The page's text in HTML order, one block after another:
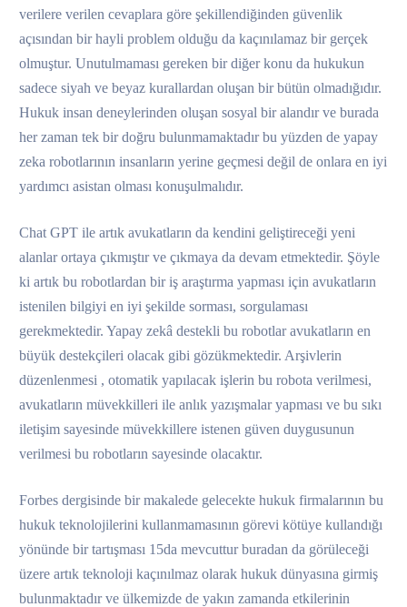
verilere verilen cevaplara göre şekillendiğinden güvenlik
açısından bir hayli problem olduğu da kaçınılamaz bir gerçek
olmuştur. Unutulmaması gereken bir diğer konu da hukukun
sadece siyah ve beyaz kurallardan oluşan bir bütün olmadığıdır.
Hukuk insan deneylerinden oluşan sosyal bir alandır ve burada
her zaman tek bir doğru bulunmamaktadır bu yüzden de yapay
zeka robotlarının insanların yerine geçmesi değil de onlara en iyi
yardımcı asistan olması konuşulmalıdır.
Chat GPT ile artık avukatların da kendini geliştireceği yeni
alanlar ortaya çıkmıştır ve çıkmaya da devam etmektedir. Şöyle
ki artık bu robotlardan bir iş araştırma yapması için avukatların
istenilen bilgiyi en iyi şekilde sorması, sorgulaması
gerekmektedir. Yapay zekâ destekli bu robotlar avukatların en
büyük destekçileri olacak gibi gözükmektedir. Arşivlerin
düzenlenmesi , otomatik yapılacak işlerin bu robota verilmesi,
avukatların müvekkilleri ile anlık yazışmalar yapması ve bu sıkı
iletişim sayesinde müvekkillere istenen güven duygusunun
verilmesi bu robotların sayesinde olacaktır.
Forbes dergisinde bir makalede gelecekte hukuk firmalarının bu
hukuk teknolojilerini kullanmamasının görevi kötüye kullandığı
yönünde bir tartışması 15da mevcuttur buradan da görüleceği
üzere artık teknoloji kaçınılmaz olarak hukuk dünyasına girmiş
bulunmaktadır ve ülkemizde de yakın zamanda etkilerinin